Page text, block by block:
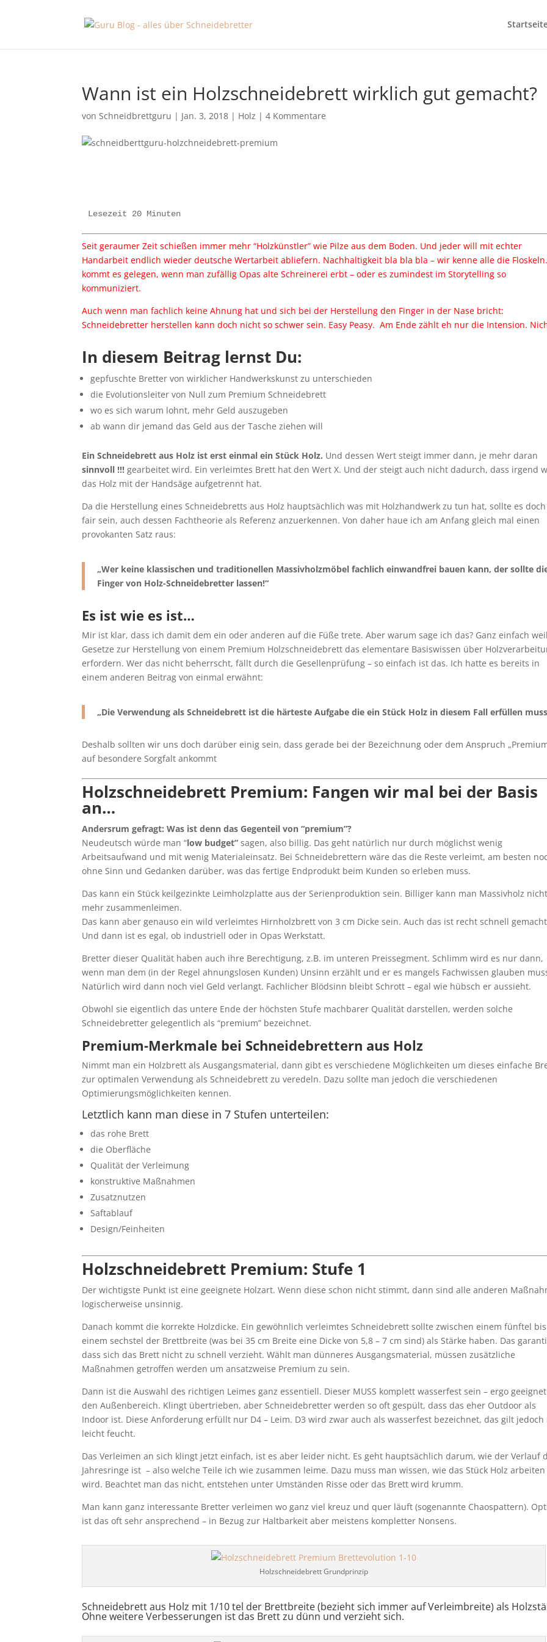
Wann ist ein Holzschneidebrett wirklich gut gemacht?
vonSchneidbrettguru | Jan. 3, 2018 | Holz |4 Kommentare
Lesezeit 20 Minuten
Seit geraumer Zeit schießen immer mehr “Holzkünstler” wie Pilze aus dem Boden. Und jeder will mit echter
Handarbeit endlich wieder deutsche Wertarbeit abliefern. Nachhaltigkeit bla bla bla – wir kenne alle die
kommt es gelegen, wenn man zufällig Opas alte Schreinerei erbt – oder es zumindest im Storytelling so
kommuniziert.
Auch wenn man fachlich keine Ahnung hat und sich bei der Herstellung den Finger in der Nase bricht:
Schneidebretter herstellen kann doch nicht so schwer sein. Easy Peasy. Am Ende zählt eh nur die Intension.
In diesem Beitrag lernst Du:
gepfuschte Bretter von wirklicher Handwerkskunst zu unterschieden
die Evolutionsleiter von Null zum Premium Schneidebrett
wo es sich warum lohnt, mehr Geld auszugeben
ab wann dir jemand das Geld aus der Tasche ziehen will
Ein Schneidebrett aus Holz ist erst einmal ein Stück Holz. Und dessen Wert steigt immer dann, je mehr daran
sinnvoll !!! gearbeitet wird. Ein verleimtes Brett hat den Wert X. Und der steigt auch nicht dadurch, dass irgend
das Holz mit der Handsäge aufgetrennt hat.
Da die Herstellung eines Schneidebretts aus Holz hauptsächlich was mit Holzhandwerk zu tun hat, sollte es
fair sein, auch dessen Fachtheorie als Referenz anzuerkennen. Von daher haue ich am Anfang gleich mal einen
provokanten Satz raus:
„Wer keine klassischen und traditionellen Massivholzmöbel fachlich einwandfrei bauen kann, der sollte
Finger von Holz-Schneidebretter lassen!“
Es ist wie es ist…
Mir ist klar, dass ich damit dem ein oder anderen auf die Füße trete. Aber warum sage ich das? Ganz einfach
Gesetze zur Herstellung von einem Premium Holzschneidebrett das elementare Basiswissen über
erfordern. Wer das nicht beherrscht, fällt durch die Gesellenprüfung – so einfach ist das. Ich hatte es bereits in
einem anderen Beitrag von einmal erwähnt:
„Die Verwendung als Schneidebrett ist die härteste Aufgabe die ein Stück Holz in diesem Fall erfüllen
Deshalb sollten wir uns doch darüber einig sein, dass gerade bei der Bezeichnung oder dem Anspruch
auf besondere Sorgfalt ankommt
Holzschneidebrett Premium: Fangen wir mal bei der Basis
an…
Andersrum gefragt: Was ist denn das Gegenteil von “premium”?
Neudeutsch würde man “low budget” sagen, also billig. Das geht natürlich nur durch möglichst wenig
Arbeitsaufwand und mit wenig Materialeinsatz. Bei Schneidebrettern wäre das die Reste verleimt, am besten
ohne Sinn und Gedanken darüber, was das fertige Endprodukt beim Kunden so erleben muss.
Das kann ein Stück keilgezinkte Leimholzplatte aus der Serienproduktion sein. Billiger kann man Massivholz nicht
mehr zusammenleimen.
Das kann aber genauso ein wild verleimtes Hirnholzbrett von 3 cm Dicke sein. Auch das ist recht schnell
Und dann ist es egal, ob industriell oder in Opas Werkstatt.
Bretter dieser Qualität haben auch ihre Berechtigung, z.B. im unteren Preissegment. Schlimm wird es nur dann,
wenn man dem (in der Regel ahnungslosen Kunden) Unsinn erzählt und er es mangels Fachwissen glauben
Natürlich wird dann noch viel Geld verlangt. Fachlicher Blödsinn bleibt Schrott – egal wie hübsch er aussieht.
Obwohl sie eigentlich das untere Ende der höchsten Stufe machbarer Qualität darstellen, werden solche
Schneidebretter gelegentlich als “premium” bezeichnet.
Premium-Merkmale bei Schneidebrettern aus Holz
Nimmt man ein Holzbrett als Ausgangsmaterial, dann gibt es verschiedene Möglichkeiten um dieses einfache
zur optimalen Verwendung als Schneidebrett zu veredeln. Dazu sollte man jedoch die verschiedenen
Optimierungsmöglichkeiten kennen.
Letztlich kann man diese in 7 Stufen unterteilen:
das rohe Brett
die Oberfläche
Qualität der Verleimung
konstruktive Maßnahmen
Zusatznutzen
Saftablauf
Design/Feinheiten
Holzschneidebrett Premium: Stufe 1
Der wichtigste Punkt ist eine geeignete Holzart. Wenn diese schon nicht stimmt, dann sind alle anderen
logischerweise unsinnig.
Danach kommt die korrekte Holzdicke. Ein gewöhnlich verleimtes Schneidebrett sollte zwischen einem fünftel bis
einem sechstel der Brettbreite (was bei 35 cm Breite eine Dicke von 5,8 – 7 cm sind) als Stärke haben. Das
dass sich das Brett nicht zu schnell verzieht. Wählt man dünneres Ausgangsmaterial, müssen zusätzliche
Maßnahmen getroffen werden um ansatzweise Premium zu sein.
Dann ist die Auswahl des richtigen Leimes ganz essentiell. Dieser MUSS komplett wasserfest sein – ergo
den Außenbereich. Klingt übertrieben, aber Schneidebretter werden so oft gespült, dass das eher Outdoor als
Indoor ist. Diese Anforderung erfüllt nur D4 – Leim. D3 wird zwar auch als wasserfest bezeichnet, das gilt
leicht feucht.
Das Verleimen an sich klingt jetzt einfach, ist es aber leider nicht. Es geht hauptsächlich darum, wie der Verlauf
Jahresringe ist – also welche Teile ich wie zusammen leime. Dazu muss man wissen, wie das Stück Holz arbeiten
wird. Beachtet man das nicht, entstehen unter Umständen Risse oder das Brett wird krumm.
Man kann ganz interessante Bretter verleimen wo ganz viel kreuz und quer läuft (sogenannte Chaospattern).
ist das oft sehr ansprechend – in Bezug zur Haltbarkeit aber meistens kompletter Nonsens.
Holzschneidebrett Grundprinzip
Schneidebrett aus Holz mit 1/10 tel der Brettbreite (bezieht sich immer auf Verleimbreite) als
Ohne weitere Verbesserungen ist das Brett zu dünn und verzieht sich.